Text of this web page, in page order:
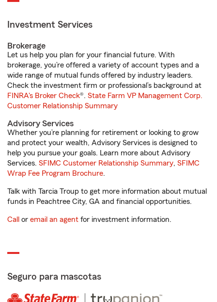
Investment Services
Brokerage
Let us help you plan for your financial future. With
brokerage, you’re offered a variety of account types and a
wide range of mutual funds offered by industry leaders.
Check the investment firm or professional’s background at
FINRA's Broker Check®. State Farm VP Management Corp.
Customer Relationship Summary
Advisory Services
Whether you’re planning for retirement or looking to grow
and protect your wealth, Advisory Services is designed to
help you pursue your goals. Learn more about Advisory
Services. SFIMC Customer Relationship Summary, SFIMC
Wrap Fee Program Brochure.
Talk with Tarcia Troup to get more information about mutual
funds in Peachtree City, GA and financial opportunities.
Call or email an agent for investment information.
Seguro para mascotas